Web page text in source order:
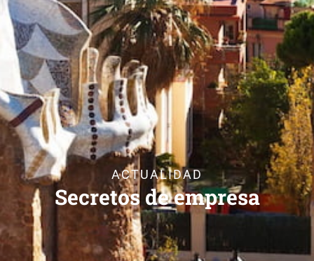
ACTUALIDAD
Secretos de empresa